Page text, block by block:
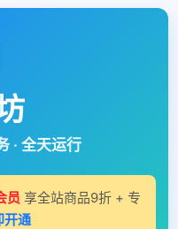
· 全天运行
员 享全站商品9折 + 专
开通